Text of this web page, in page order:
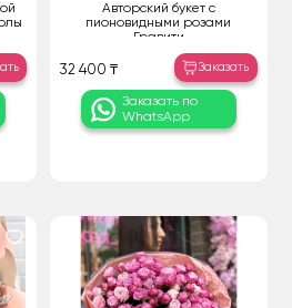
Авторский букет с
пионовидными розами
Гравити
32 400 ₸ Заказать
Заказать по
WhatsApp